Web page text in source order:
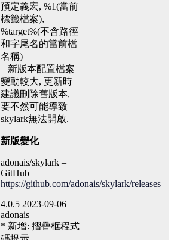
預定義宏, %1(當前
標籤檔案),
%target%(不含路徑
和字尾名的當前檔
名稱)
– 新版本配置檔案
變動較大, 更新時
建議刪除舊版本,
要不然可能導致
skylark無法開啟.
新版變化
adonais/skylark –
GitHub
https://github.com/adonais/skylark/releases
4.0.5 2023-09-06
adonais
* 新增: 摺疊框程式